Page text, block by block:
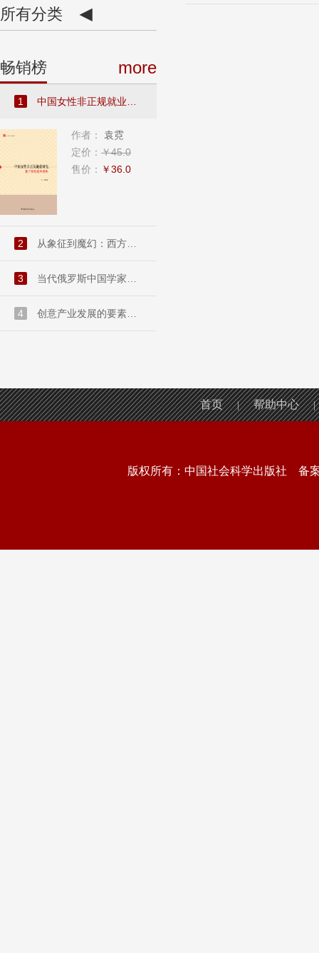
所有分类 ◀
畅销榜 more
1 中国女性非正规就业研究：基...
作者：
袁霓
定价： ￥45.0
售价： ￥36.0
2 从象征到魔幻：西方现代派文...
3 当代俄罗斯中国学家访谈录....
4 创意产业发展的要素禀赋和市...
首页 | 帮助中心 |
版权所有：中国社会科学出版社 备